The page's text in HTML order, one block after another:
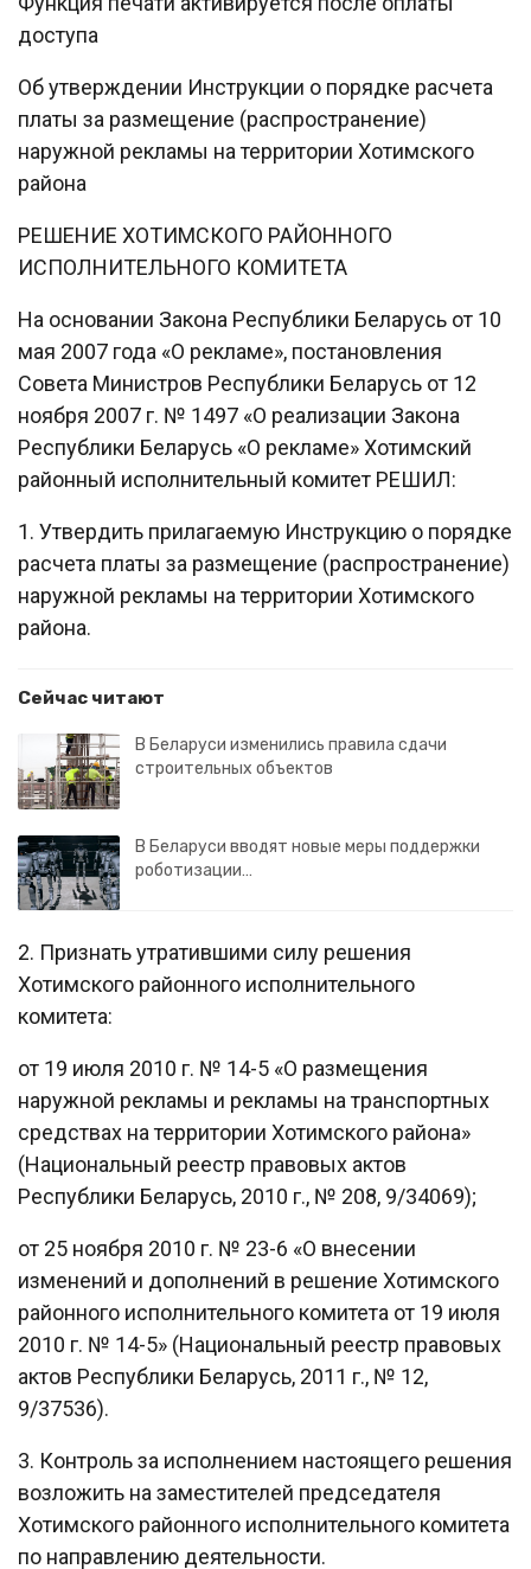
доступа
Об утверждении Инструкции о порядке расчета
платы за размещение (распространение)
наружной рекламы на территории Хотимского
района
РЕШЕНИЕ ХОТИМСКОГО РАЙОННОГО
ИСПОЛНИТЕЛЬНОГО КОМИТЕТА
На основании Закона Республики Беларусь от 10
мая 2007 года «О рекламе», постановления
Совета Министров Республики Беларусь от 12
ноября 2007 г. № 1497 «О реализации Закона
Республики Беларусь «О рекламе» Хотимский
районный исполнительный комитет РЕШИЛ:
1. Утвердить прилагаемую Инструкцию о порядке
расчета платы за размещение (распространение)
наружной рекламы на территории Хотимского
района.
Сейчас читают
В Беларуси изменились правила сдачи
строительных объектов
В Беларуси вводят новые меры поддержки
роботизации…
2. Признать утратившими силу решения
Хотимского районного исполнительного
комитета:
от 19 июля 2010 г. № 14-5 «О размещения
наружной рекламы и рекламы на транспортных
средствах на территории Хотимского района»
(Национальный реестр правовых актов
Республики Беларусь, 2010 г., № 208, 9/34069);
от 25 ноября 2010 г. № 23-6 «О внесении
изменений и дополнений в решение Хотимского
районного исполнительного комитета от 19 июля
2010 г. № 14-5» (Национальный реестр правовых
актов Республики Беларусь, 2011 г., № 12,
9/37536).
3. Контроль за исполнением настоящего решения
возложить на заместителей председателя
Хотимского районного исполнительного комитета
по направлению деятельности.